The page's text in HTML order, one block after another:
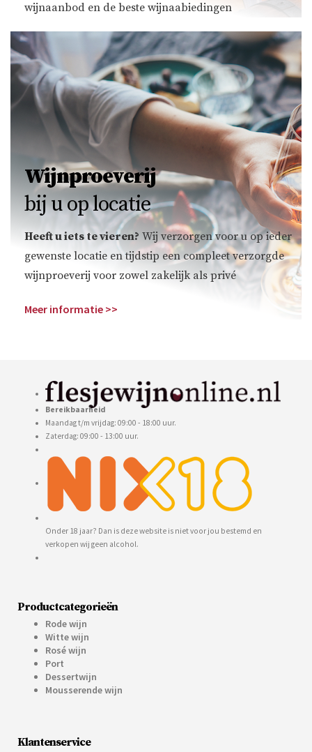
wijnaanbod en de beste wijnaabiedingen
Wijnproeverij
bij u op locatie
Heeft u iets te vieren? Wij verzorgen voor u op ieder
gewenste locatie en tijdstip een compleet verzorgde
wijnproeverij voor zowel zakelijk als privé
Meer informatie >>
Bereikbaarheid
Maandag t/m vrijdag: 09:00 - 18:00 uur.
Zaterdag: 09:00 - 13:00 uur.
Onder 18 jaar? Dan is deze website is niet voor jou bestemd en
verkopen wij geen alcohol.
Productcategorieën
Rode wijn
Witte wijn
Rosé wijn
Port
Dessertwijn
Mousserende wijn
Klantenservice